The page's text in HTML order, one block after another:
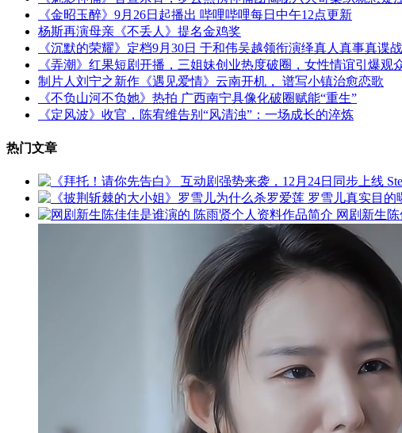
《金昭玉醉》9月26日起播出 哔哩哔哩每日中午12点更新
杨斯再演母亲《不丢人》提名金鸡奖
《沉默的荣耀》定档9月30日 于和伟吴越领衔演绎真人真事真谍战
《弄潮》红果短剧开播，三姐妹创业热度破圈，女性情谊引爆观
制片人刘宁之新作《遇见爱情》云南开机， 谱写小镇治愈恋歌
《不负山河不负她》热拍 广西南宁具像化破圈赋能“重生”
《定风波》收官，陈宥维告别“风清浊”：一场成长的淬炼
热门文章
网剧新生